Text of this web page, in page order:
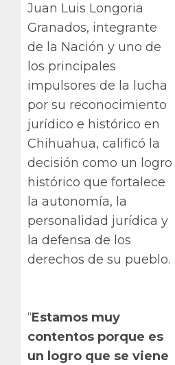
Juan Luis Longoria
Granados, integrante
de la Nación y uno de
los principales
impulsores de la lucha
por su reconocimiento
jurídico e histórico en
Chihuahua, calificó la
decisión como un logro
histórico que fortalece
la autonomía, la
personalidad jurídica y
la defensa de los
derechos de su pueblo.
“Estamos muy
contentos porque es
un logro que se viene